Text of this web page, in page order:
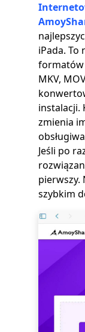
iPada. To
formatów
MKV,
instalacji.
zmienia
Jeśli po
pierwszy.
szybkim